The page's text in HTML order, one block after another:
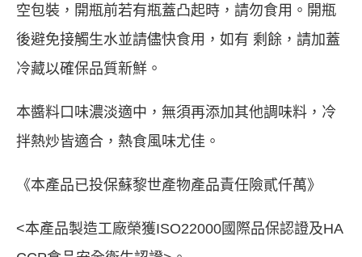
空包裝，開瓶前若有瓶蓋凸起時，請勿食用。開瓶
後避免接觸生水並請儘快食用，如有 剩餘，請加蓋
冷藏以確保品質新鮮。
本醬料口味濃淡適中，無須再添加其他調味料，冷
拌熱炒皆適合，熱食風味尤佳。
《本產品已投保蘇黎世產物產品責任險貳仟萬》
<本產品製造工廠榮獲ISO22000國際品保認證及HA